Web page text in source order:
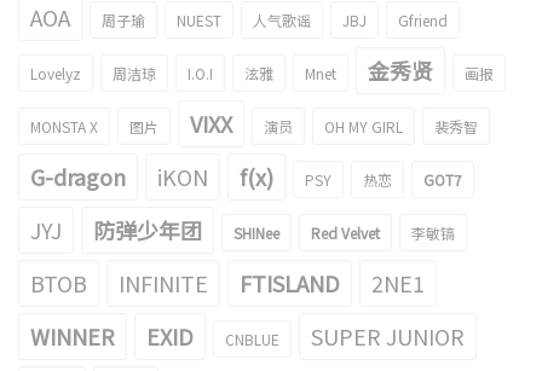
AOA 周子瑜 NUEST 人气歌谣 JBJ Gfriend
Lovelyz 周洁琼 I.O.I 泫雅 Mnet 金秀贤 画报
MONSTA X 图片 VIXX 演员 OH MY GIRL 裴秀智
G-dragon iKON f(x) PSY 热恋 GOT7
JYJ 防弹少年团 SHINee Red Velvet 李敏镐
BTOB INFINITE FTISLAND
2NE1
WINNER
EXID CNBLUE SUPER JUNIOR